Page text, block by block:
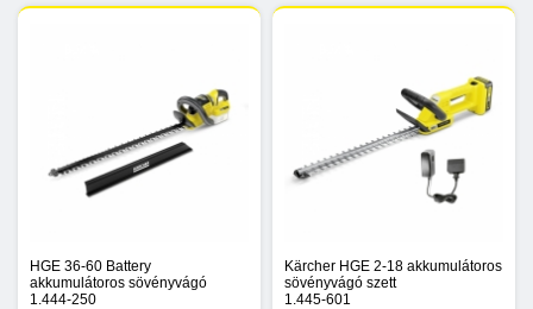
HGE 36-60 Battery
akkumulátoros sövényvágó
1.444-250
Kärcher HGE 2-18 akkumulátoros
sövényvágó szett
1.445-601